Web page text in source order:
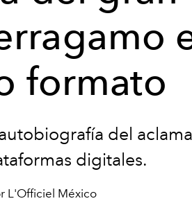
formato
del
digitales.
L'Officiel México